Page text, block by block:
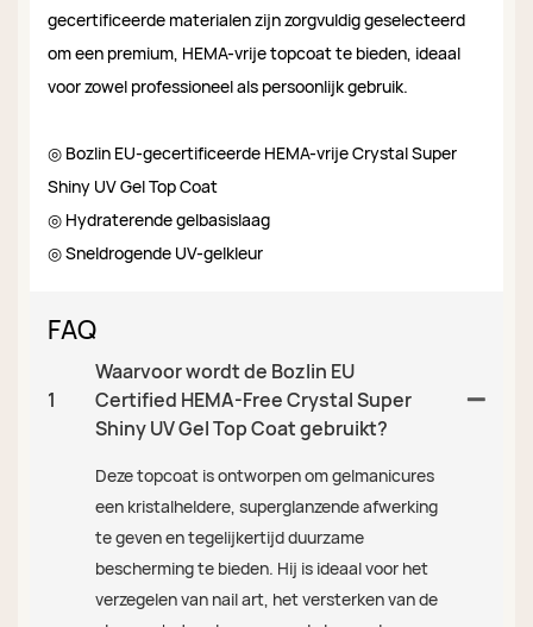
gecertificeerde materialen zijn zorgvuldig geselecteerd
om een ​​premium, HEMA-vrije topcoat te bieden, ideaal
voor zowel professioneel als persoonlijk gebruik.
◎ Bozlin EU-gecertificeerde HEMA-vrije Crystal Super
Shiny UV Gel Top Coat
◎ Hydraterende gelbasislaag
◎ Sneldrogende UV-gelkleur
FAQ
1
Waarvoor wordt de Bozlin EU
Certified HEMA-Free Crystal Super
Shiny UV Gel Top Coat gebruikt?
Deze topcoat is ontworpen om gelmanicures
een kristalheldere, superglanzende afwerking
te geven en tegelijkertijd duurzame
bescherming te bieden. Hij is ideaal voor het
verzegelen van nail art, het versterken van de